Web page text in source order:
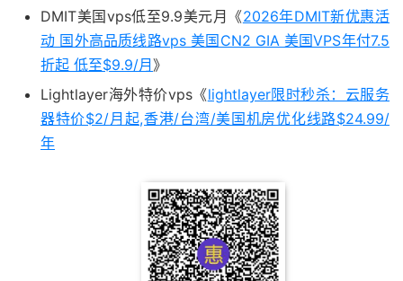
DMIT美国vps低至9.9美元月《2026年DMIT新优惠活
动 国外高品质线路vps 美国CN2 GIA 美国VPS年付7.5
折起 低至$9.9/月》
Lightlayer海外特价vps《lightlayer限时秒杀：云服务
器特价$2/月起,香港/台湾/美国机房优化线路$24.99/
年